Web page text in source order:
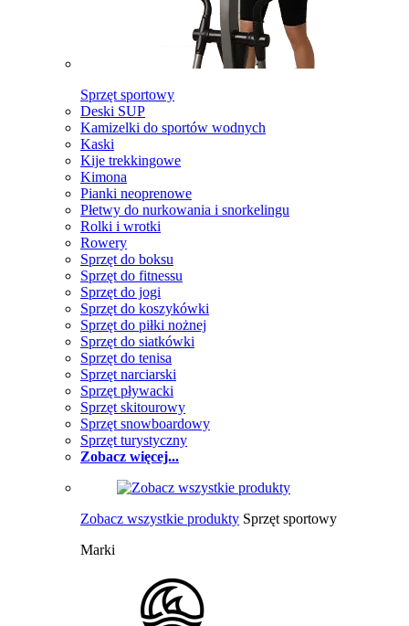
Sprzęt sportowy
Deski SUP
Kamizelki do sportów wodnych
Kaski
Kije trekkingowe
Kimona
Pianki neoprenowe
Płetwy do nurkowania i snorkelingu
Rolki i wrotki
Rowery
Sprzęt do boksu
Sprzęt do fitnessu
Sprzęt do jogi
Sprzęt do koszykówki
Sprzęt do piłki nożnej
Sprzęt do siatkówki
Sprzęt do tenisa
Sprzęt narciarski
Sprzęt pływacki
Sprzęt skitourowy
Sprzęt snowboardowy
Sprzęt turystyczny
Zobacz więcej...
Zobacz wszystkie produkty Sprzęt sportowy
Marki